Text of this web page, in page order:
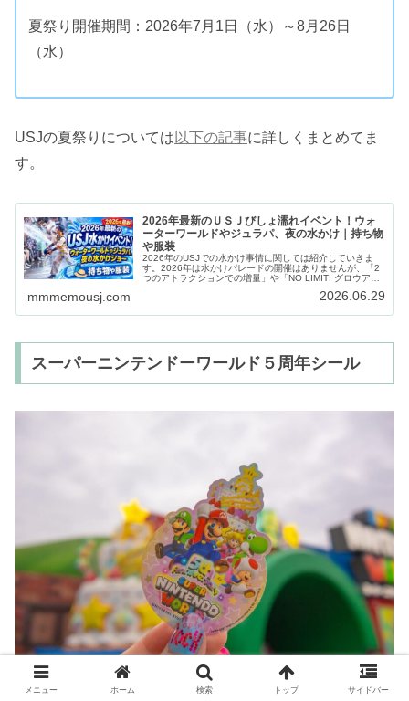
夏祭り開催期間：2026年7月1日（水）～8月26日
（水）
USJの夏祭りについては 以下の記事に詳しくまとめてま
す。
2026年最新のＵＳＪびしょ濡れイベント！ウォ
ーターワールドやジュラパ、夜の水かけ｜持ち物
や服装
2026年のUSJでの水かけ事情に関しては紹介していきま
す。2026年は水かけパレードの開催はありませんが、「2
つのアトラクションでの増量」や「NO LIMIT! グロウアッ
mmmemousj.com 2026.06.29
スーパーニンテンドーワールド５周年シール
メニュー ホーム 検索 トップ サイドバー